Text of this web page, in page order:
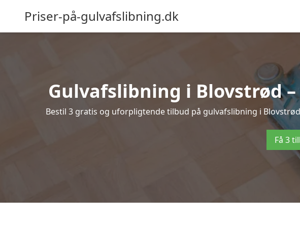
Priser-på-gulvafslibning.dk
Gulvafslibning i Blovstrød
Bestil 3 gratis og uforpligtende tilbud på gulvafslibning i
Få 3